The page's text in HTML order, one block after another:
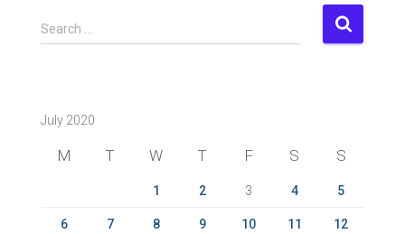
S
e
h
Search …
July 2020
M T W T F S S
1 2 3 4 5
6 7 8 9 10 11 12